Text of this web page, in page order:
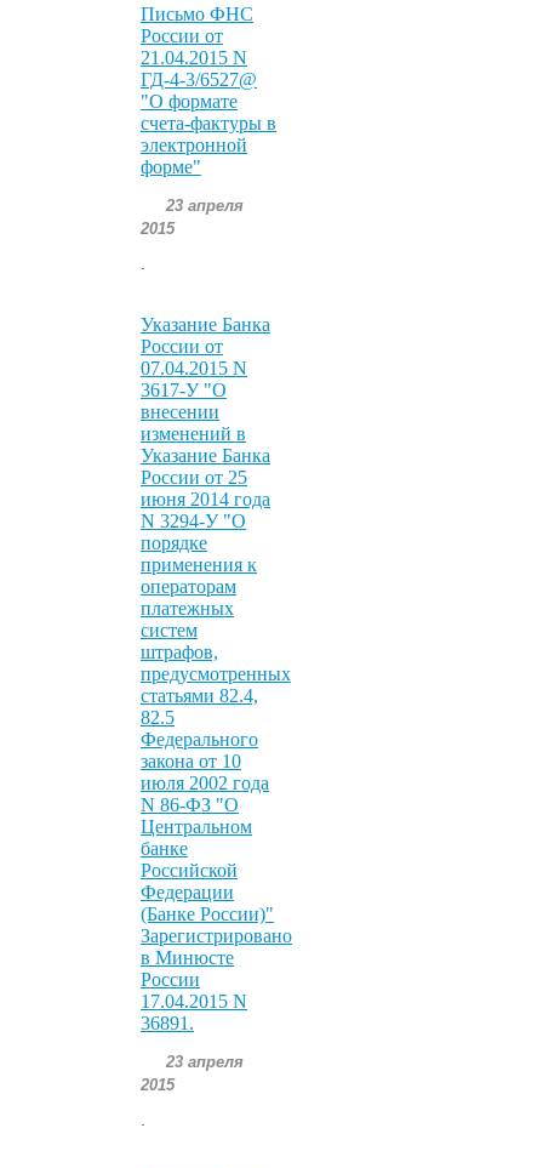
Письмо ФНС
России от
21.04.2015 N
ГД-4-3/6527@
"О формате
счета-фактуры в
электронной
форме"
23 апреля
2015
Указание Банка
России от
07.04.2015 N
3617-У "О
внесении
изменений в
Указание Банка
России от 25
июня 2014 года
N 3294-У "О
порядке
применения к
операторам
платежных
систем
штрафов,
предусмотренных
статьями 82.4,
82.5
Федерального
закона от 10
июля 2002 года
N 86-ФЗ "О
Центральном
банке
Российской
Федерации
(Банке России)"
Зарегистрировано
в Минюсте
России
17.04.2015 N
36891.
23 апреля
2015
.